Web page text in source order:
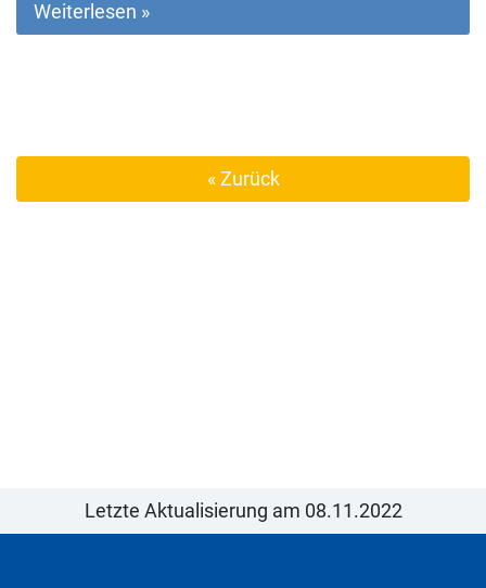
Weiterlesen »
« Zurück
Letzte Aktualisierung am 08.11.2022